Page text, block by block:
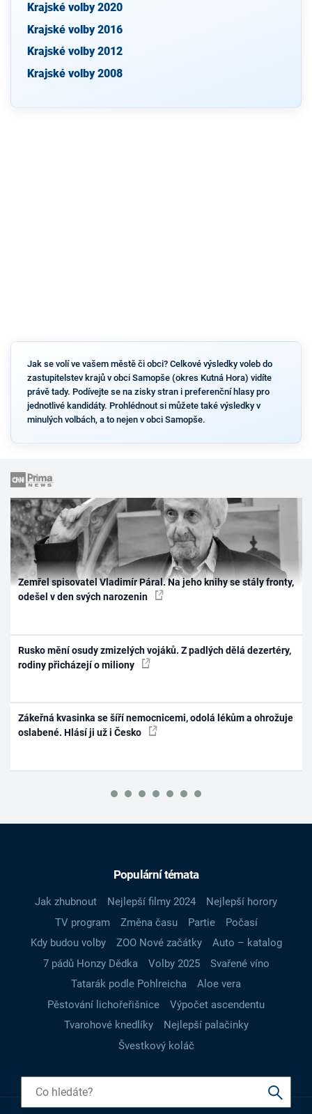
Krajské volby 2020
Krajské volby 2016
Krajské volby 2012
Krajské volby 2008
Jak se volí ve vašem městě či obci? Celkové výsledky voleb do
zastupitelstev krajů v obci Samopše (okres Kutná Hora) vidíte
právě tady. Podívejte se na zisky stran i preferenční hlasy pro
jednotlivé kandidáty. Prohlédnout si můžete také výsledky v
minulých volbách, a to nejen v obci Samopše.
Zemřel spisovatel Vladimír Páral. Na jeho knihy se stály fronty,
odešel v den svých narozenin
Rusko mění osudy zmizelých vojáků. Z padlých dělá dezertéry,
rodiny přicházejí o miliony
Zákeřná kvasinka se šíří nemocnicemi, odolá lékům a ohrožuje
oslabené. Hlásí ji už i Česko
Populární témata
Jak zhubnout Nejlepší filmy 2024
Nejlepší horory
TV program
Změna času Partie
Počasí
Kdy budou volby
ZOO Nové začátky
Auto – katalog
7 pádů Honzy Dědka
Volby 2025
Svařené víno
Tatarák podle Pohlreicha
Aloe vera
Pěstování lichořeřišnice
Výpočet ascendentu
Tvarohové knedlíky
Nejlepší palačinky
Švestkový koláč